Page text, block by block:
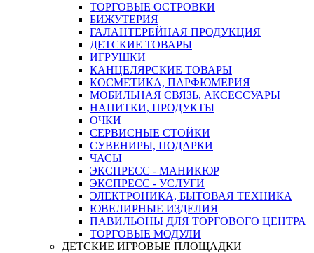
ТОРГОВЫЕ ОСТРОВКИ
БИЖУТЕРИЯ
ГАЛАНТЕРЕЙНАЯ ПРОДУКЦИЯ
ДЕТСКИЕ ТОВАРЫ
ИГРУШКИ
КАНЦЕЛЯРСКИЕ ТОВАРЫ
КОСМЕТИКА, ПАРФЮМЕРИЯ
МОБИЛЬНАЯ СВЯЗЬ, АКСЕССУАРЫ
НАПИТКИ, ПРОДУКТЫ
ОЧКИ
СЕРВИСНЫЕ СТОЙКИ
СУВЕНИРЫ, ПОДАРКИ
ЧАСЫ
ЭКСПРЕСС - МАНИКЮР
ЭКСПРЕСС - УСЛУГИ
ЭЛЕКТРОНИКА, БЫТОВАЯ ТЕХНИКА
ЮВЕЛИРНЫЕ ИЗДЕЛИЯ
ПАВИЛЬОНЫ ДЛЯ ТОРГОВОГО ЦЕНТРА
ТОРГОВЫЕ МОДУЛИ
ДЕТСКИЕ ИГРОВЫЕ ПЛОЩАДКИ